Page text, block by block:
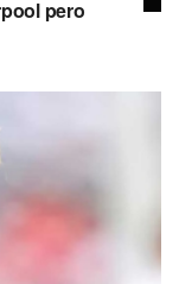
pero